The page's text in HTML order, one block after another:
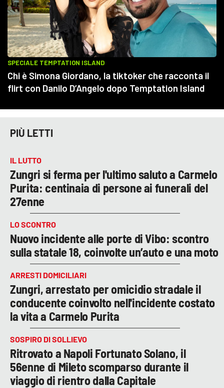
PIÙ LETTI
IL LUTTO
Zungri si ferma per l'ultimo saluto a Carmelo
Purita: centinaia di persone ai funerali del
27enne
LO SCONTRO
Nuovo incidente alle porte di Vibo: scontro
sulla statale 18, coinvolte un’auto e una moto
ARRESTI DOMICILIARI
Zungri, arrestato per omicidio stradale il
conducente coinvolto nell'incidente costato
la vita a Carmelo Purita
SOSPIRO DI SOLLIEVO
Ritrovato a Napoli Fortunato Solano, il
56enne di Mileto scomparso durante il
viaggio di rientro dalla Capitale